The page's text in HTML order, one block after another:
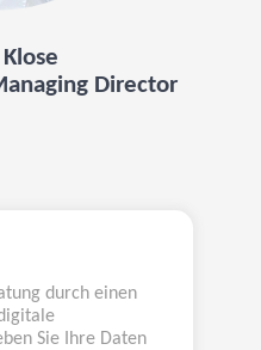
Director
durch einen
Sie Ihre Daten